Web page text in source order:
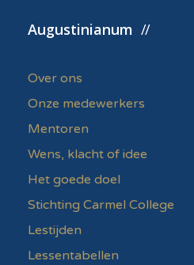
Augustinianum
Over ons
Onze medewerkers
Mentoren
Wens, klacht of idee
Het goede doel
Stichting Carmel College
Lestijden
Lessentabellen